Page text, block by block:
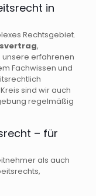
in
Rechtsgebiet.
,
unsere erfahrenen
Fachwissen und
sind wir auch
regelmäßig
– für
als auch